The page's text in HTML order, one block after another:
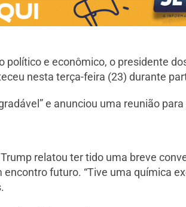
e econômico, o presidente
nesta terça-feira (23) durante
e anunciou uma reunião
relatou ter tido uma breve
futuro. “Tive uma química